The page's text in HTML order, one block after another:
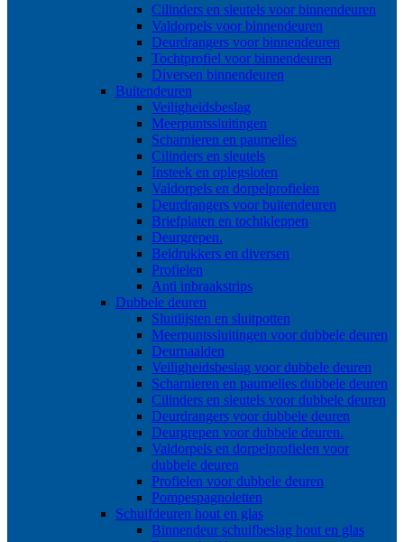
Cilinders en sleutels voor binnendeuren
Valdorpels voor binnendeuren
Deurdrangers voor binnendeuren
Tochtprofiel voor binnendeuren
Diversen binnendeuren
Buitendeuren
Veiligheidsbeslag
Meerpuntssluitingen
Scharnieren en paumelles
Cilinders en sleutels
Insteek en oplegsloten
Valdorpels en dorpelprofielen
Deurdrangers voor buitendeuren
Briefplaten en tochtkleppen
Deurgrepen.
Beldrukkers en diversen
Profielen
Anti inbraakstrips
Dubbele deuren
Sluitlijsten en sluitpotten
Meerpuntssluitingen voor dubbele deuren
Deurnaalden
Veiligheidsbeslag voor dubbele deuren
Scharnieren en paumelles dubbele deuren
Cilinders en sleutels voor dubbele deuren
Deurdrangers voor dubbele deuren
Deurgrepen voor dubbele deuren.
Valdorpels en dorpelprofielen voor
dubbele deuren
Profielen voor dubbele deuren
Pompespagnoletten
Schuifdeuren hout en glas
Binnendeur schuifbeslag hout en glas